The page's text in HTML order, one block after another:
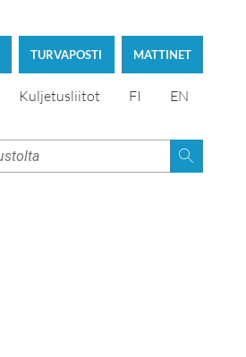
MATTINET
TURVAPOSTI
Kuljetusliitot FI EN